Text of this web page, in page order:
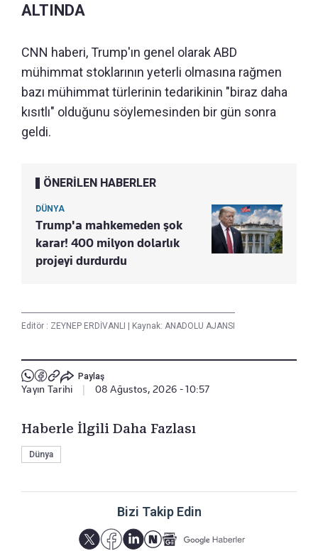
ALTINDA
CNN haberi, Trump'ın genel olarak ABD
mühimmat stoklarının yeterli olmasına rağmen
bazı mühimmat türlerinin tedarikinin "biraz daha
kısıtlı" olduğunu söylemesinden bir gün sonra
geldi.
ÖNERİLEN HABERLER
DÜNYA
Trump'a mahkemeden şok
karar! 400 milyon dolarlık
projeyi durdurdu
Editör : ZEYNEP ERDİVANLI | Kaynak: ANADOLU AJANSI
Paylaş
Yayın Tarihi 08 Ağustos, 2026 - 10:57
Haberle İlgili Daha Fazlası
Dünya
Bizi Takip Edin